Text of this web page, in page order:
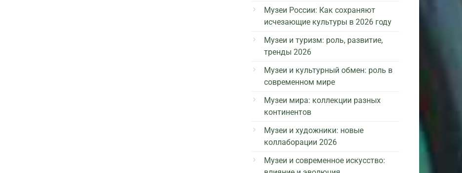
Музеи России: Как сохраняют
исчезающие культуры в 2026 году
Музеи и туризм: роль, развитие,
тренды 2026
Музеи и культурный обмен: роль в
современном мире
Музеи мира: коллекции разных
континентов
Музеи и художники: новые
коллаборации 2026
Музеи и современное искусство: